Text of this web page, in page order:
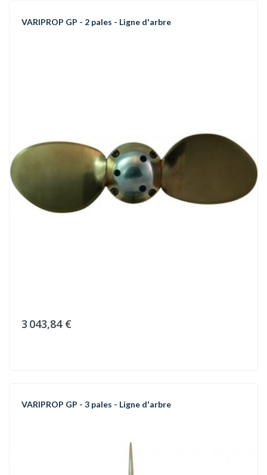
VARIPROP GP - 2 pales - Ligne d'arbre
3 043,84 €
VARIPROP GP - 3 pales - Ligne d'arbre